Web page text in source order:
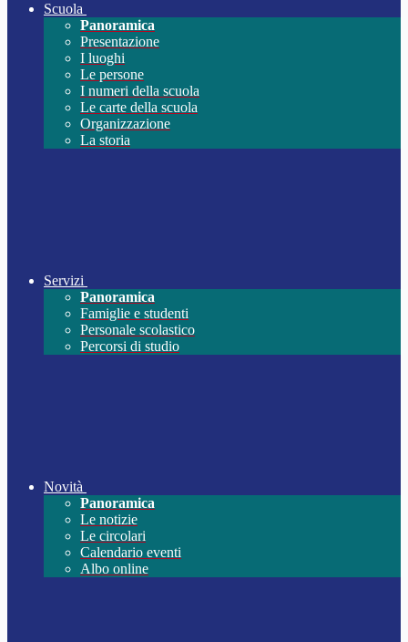
Scuola
Panoramica
Presentazione
I luoghi
Le persone
I numeri della scuola
Le carte della scuola
Organizzazione
La storia
Servizi
Panoramica
Famiglie e studenti
Personale scolastico
Percorsi di studio
Novità
Panoramica
Le notizie
Le circolari
Calendario eventi
Albo online